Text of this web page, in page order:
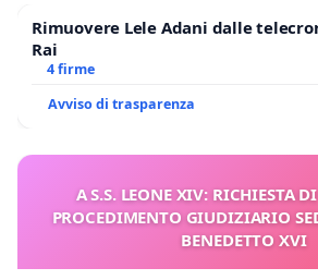
Rimuovere Lele Adani dalle
Rai
4 firme
Avviso di trasparenza
A S.S. LEONE XIV: RICHIESTA
PROCEDIMENTO GIUDIZIARIO
BENEDETTO XVI